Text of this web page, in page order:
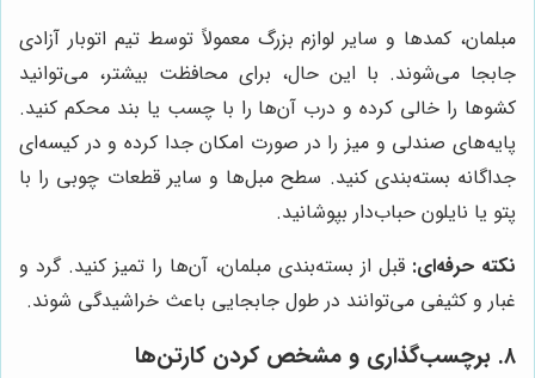
مبلمان، کمدها و سایر لوازم بزرگ معمولاً توسط تیم اتوبار آزادی
جابجا می‌شوند. با این حال، برای محافظت بیشتر، می‌توانید
کشوها را خالی کرده و درب آن‌ها را با چسب یا بند محکم کنید.
پایه‌های صندلی و میز را در صورت امکان جدا کرده و در کیسه‌ای
جداگانه بسته‌بندی کنید. سطح مبل‌ها و سایر قطعات چوبی را با
پتو یا نایلون حباب‌دار بپوشانید.
نکته حرفه‌ای: قبل از بسته‌بندی مبلمان، آن‌ها را تمیز کنید. گرد و
غبار و کثیفی می‌توانند در طول جابجایی باعث خراشیدگی شوند.
۸. برچسب‌گذاری و مشخص کردن کارتن‌ها